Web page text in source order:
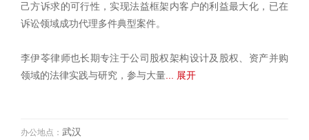
己方诉求的可行性，实现法益框架内客户的利益最大化，已在
诉讼领域成功代理多件典型案件。
李伊苓律师也长期专注于公司股权架构设计及股权、资产并购
领域的法律实践与研究，参与大量 ... 展开
办公地点： 武汉